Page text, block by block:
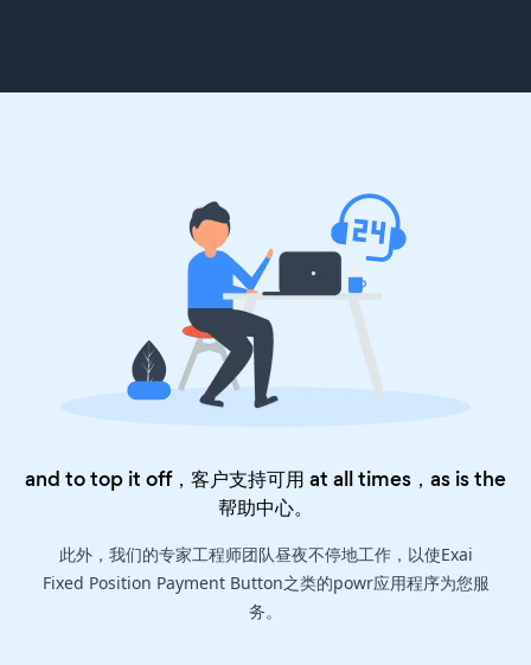
and to top it off，客户支持可用 at all times，as is the
帮助中心。
此外，我们的专家工程师团队昼夜不停地工作，以使Exai
Fixed Position Payment Button之类的powr应用程序为您服
务。